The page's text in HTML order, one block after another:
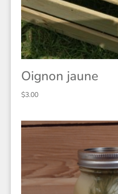
Oignon jaune
$3.00